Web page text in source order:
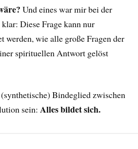
Und eines war mir bei der
Diese Frage kann nur
werden, wie alle große Fragen der
spirituellen Antwort gelöst
Bindeglied zwischen
sein:Alles bildet sich.